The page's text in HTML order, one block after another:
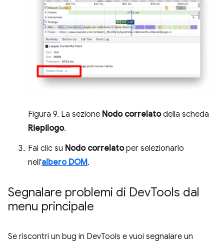
Figura 9. La sezione Nodo correlatodella scheda
Riepilogo.
Fai clic su Nodo correlatoper selezionarlo
nell'albero DOM.
Segnalare problemi di DevTools dal
menu principale
Se riscontri un bug in DevTools e vuoi segnalare un